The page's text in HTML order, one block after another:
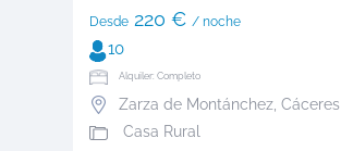
Desde220 € / noche
10
Alquiler: Completo
Zarza de Montánchez, Cáceres
Casa Rural